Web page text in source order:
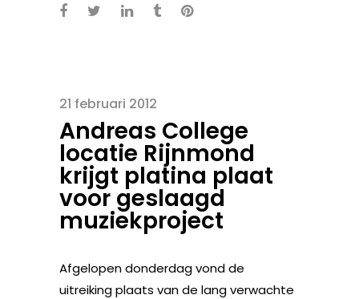
21 februari 2012
Andreas College
locatie Rijnmond
krijgt platina plaat
voor geslaagd
muziekproject
Afgelopen donderdag vond de
uitreiking plaats van de lang verwachte